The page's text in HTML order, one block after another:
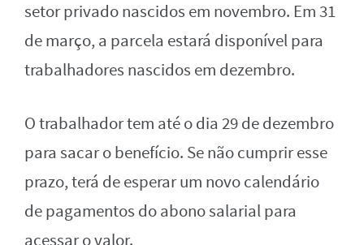
setor privado nascidos em novembro. Em 31
de março, a parcela estará disponível para
trabalhadores nascidos em dezembro.
O trabalhador tem até o dia 29 de dezembro
para sacar o benefício. Se não cumprir esse
prazo, terá de esperar um novo calendário
de pagamentos do abono salarial para